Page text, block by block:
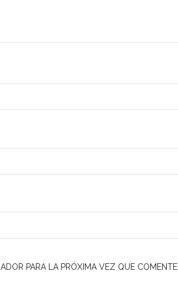
PARA LA PRÓXIMA VEZ QUE COMENTE.